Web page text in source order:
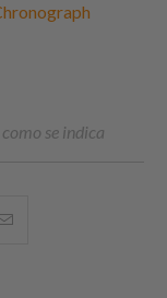
se indica